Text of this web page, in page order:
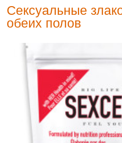
Сексуальные
обеих полов